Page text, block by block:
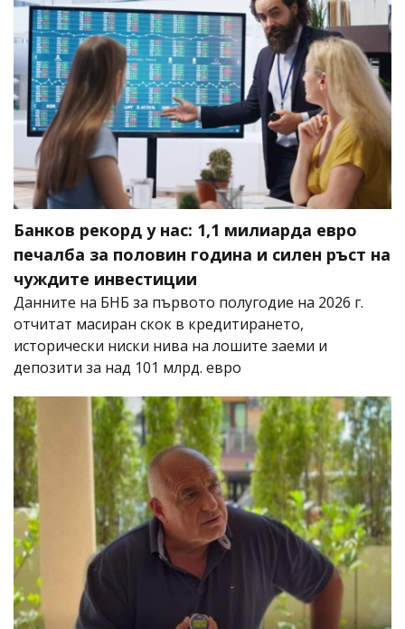
Банков рекорд у нас: 1,1 милиарда евро
печалба за половин година и силен ръст на
чуждите инвестиции
Данните на БНБ за първото полугодие на 2026 г.
отчитат масиран скок в кредитирането,
исторически ниски нива на лошите заеми и
депозити за над 101 млрд. евро